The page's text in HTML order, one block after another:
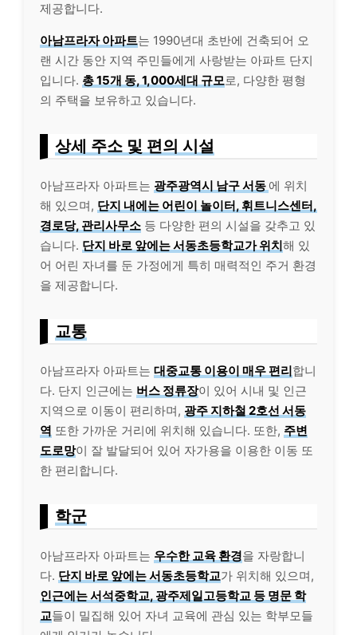
제공합니다.
아남프라자 아파트는 1990년대 초반에 건축되어 오
랜 시간 동안 지역 주민들에게 사랑받는 아파트 단지
입니다. 총 15개 동, 1,000세대 규모로, 다양한 평형
의 주택을 보유하고 있습니다.
상세 주소 및 편의 시설
아남프라자 아파트는 광주광역시 남구 서동 에 위치
해 있으며, 단지 내에는 어린이 놀이터, 휘트니스센터,
경로당, 관리사무소 등 다양한 편의 시설을 갖추고 있
습니다. 단지 바로 앞에는 서동초등학교가 위치해 있
어 어린 자녀를 둔 가정에게 특히 매력적인 주거 환경
을 제공합니다.
교통
아남프라자 아파트는 대중교통 이용이 매우 편리합니
다. 단지 인근에는 버스 정류장이 있어 시내 및 인근
지역으로 이동이 편리하며, 광주 지하철 2호선 서동
역 또한 가까운 거리에 위치해 있습니다. 또한, 주변
도로망이 잘 발달되어 있어 자가용을 이용한 이동 또
한 편리합니다.
학군
아남프라자 아파트는 우수한 교육 환경을 자랑합니
다. 단지 바로 앞에는 서동초등학교가 위치해 있으며,
인근에는 서석중학교, 광주제일고등학교 등 명문 학
교들이 밀집해 있어 자녀 교육에 관심 있는 학부모들